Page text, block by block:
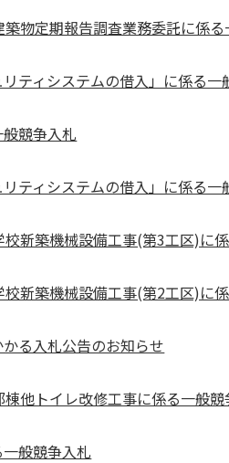
物定期報告調査業務委託に係
ティシステムの借入」に係る
競争入札
ティシステムの借入」に係る
新築機械設備工事(第3工区)に
新築機械設備工事(第2工区)に
る入札公告のお知らせ
他トイレ改修工事に係る一般競
般競争入札